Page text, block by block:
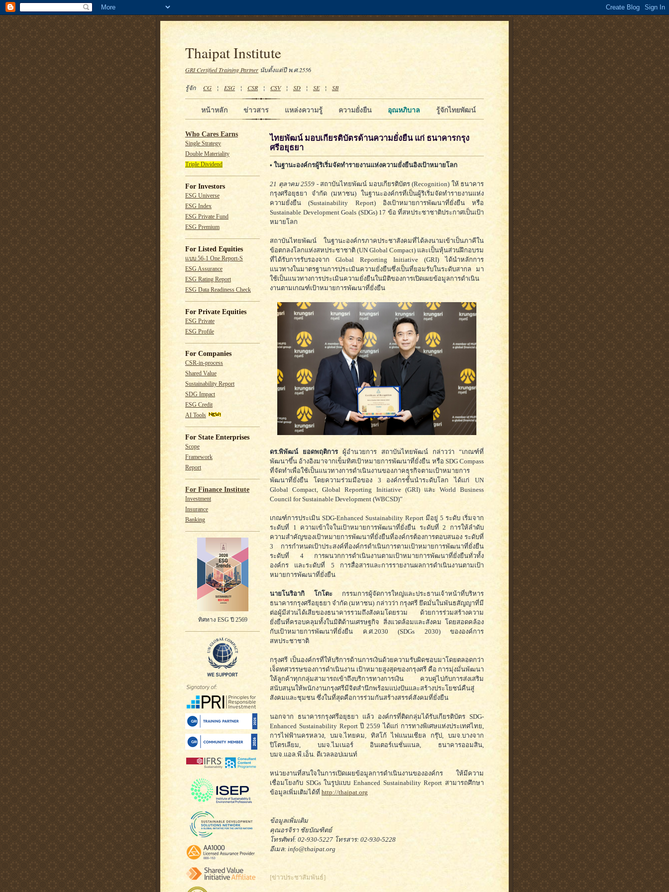
Thaipat Institute
GRI Certified Training Partner นับตั้งแต่ปี พ.ศ.2556
รู้จัก CG ¦ ESG ¦ CSR¦ CSV¦ SD ¦ SE¦ SB
รู้จักไทยพัฒน์
อุณหภิบาล
ความยั่งยืน
แหล่งความรู้
ข่าวสาร
หน้าหลัก
Who Cares Earns
Single Strategy
Double Materiality
Triple Dividend
For Investors
ESG Universe
ESG Index
ESG Private Fund
ESG Premium
For Listed Equities
แบบ 56-1 One Report-S
ESG Assurance
ESG Rating Report
ESG Data Readiness Check
For Private Equities
ESG Private
ESG Profile
For Companies
CSR-in-process
Shared Value
Sustainability Report
SDG Impact
ESG Credit
AI Tools
For State Enterprises
Scope
Framework
Report
For Finance Institute
Investment
Insurance
Banking
ทิศทาง ESG ปี 2569
ไทยพัฒน์ มอบเกียรติบัตรด้านความยั่งยืน แก่ ธนาคารกรุง
ศรีอยุธยา
• ในฐานะองค์กรผู้ริเริ่มจัดทำรายงานแห่งความยั่งยืนอิงเป้าหมายโลก
21 ตุลาคม 2559 - สถาบันไทยพัฒน์ มอบเกียรติบัตร (Recognition) ให้ ธนาคาร
กรุงศรีอยุธยา จำกัด (มหาชน) ในฐานะองค์กรที่เป็นผู้ริเริ่มจัดทำรายงานแห่ง
ความยั่งยืน (Sustainability Report) อิงเป้าหมายการพัฒนาที่ยั่งยืน หรือ
Sustainable Development Goals (SDGs) 17 ข้อ ที่สหประชาชาติประกาศเป็นเป้า
หมายโลก
สถาบันไทยพัฒน์ ในฐานะองค์กรภาคประชาสังคมที่ได้ลงนามเข้าเป็นภาคีใน
ข้อตกลงโลกแห่งสหประชาชาติ (UN Global Compact) และเป็นหุ้นส่วนฝึกอบรม
ที่ได้รับการรับรองจาก Global Reporting Initiative (GRI) ได้นำหลักการ
แนวทางในมาตรฐานการประเมินความยั่งยืนซึ่งเป็นที่ยอมรับในระดับสากล มา
ใช้เป็นแนวทางการประเมินความยั่งยืนในมิติของการเปิดเผยข้อมูลการดำเนิน
งานตามเกณฑ์เป้าหมายการพัฒนาที่ยั่งยืน
ดร.พิพัฒน์ ยอดพฤติการ ผู้อำนวยการ สถาบันไทยพัฒน์ กล่าวว่า “เกณฑ์ที่
พัฒนาขึ้น อ้างอิงมาจากเข็มทิศเป้าหมายการพัฒนาที่ยั่งยืน หรือ SDG Compass
ที่จัดทำเพื่อใช้เป็นแนวทางการดำเนินงานของภาคธุรกิจตามเป้าหมายการ
พัฒนาที่ยั่งยืน โดยความร่วมมือของ 3 องค์กรชั้นนำระดับโลก ได้แก่ UN
Global Compact, Global Reporting Initiative (GRI) และ World Business
Council for Sustainable Development (WBCSD)”
เกณฑ์การประเมิน SDG-Enhanced Sustainability Report มีอยู่ 5 ระดับ เริ่มจาก
ระดับที่ 1 ความเข้าใจในเป้าหมายการพัฒนาที่ยั่งยืน ระดับที่ 2 การให้ลำดับ
ความสำคัญของเป้าหมายการพัฒนาที่ยั่งยืนที่องค์กรต้องการตอบสนอง ระดับที่
3 การกำหนดเป้าประสงค์ที่องค์กรดำเนินการตามเป้าหมายการพัฒนาที่ยั่งยืน
ระดับที่ 4 การผนวกการดำเนินงานตามเป้าหมายการพัฒนาที่ยั่งยืนทั่วทั้ง
องค์กร และระดับที่ 5 การสื่อสารและการรายงานผลการดำเนินงานตามเป้า
หมายการพัฒนาที่ยั่งยืน
นายโนริอากิ โกโตะ กรรมการผู้จัดการใหญ่และประธานเจ้าหน้าที่บริหาร
ธนาคารกรุงศรีอยุธยา จำกัด (มหาชน) กล่าวว่า กรุงศรี ยึดมั่นในพันธสัญญาที่มี
ต่อผู้มีส่วนได้เสียของธนาคารรวมถึงสังคมโดยรวม ด้วยการร่วมสร้างความ
ยั่งยืนที่ครอบคลุมทั้งในมิติด้านเศรษฐกิจ สิ่งแวดล้อมและสังคม โดยสอดคล้อง
กับเป้าหมายการพัฒนาที่ยั่งยืน ค.ศ.2030 (SDGs 2030) ขององค์การ
สหประชาชาติ
กรุงศรี เป็นองค์กรที่ให้บริการด้านการเงินด้วยความรับผิดชอบมาโดยตลอดกว่า
เจ็ดทศวรรษของการดำเนินงาน เป้าหมายสูงสุดของกรุงศรี คือ การมุ่งมั่นพัฒนา
ให้ลูกค้าทุกกลุ่มสามารถเข้าถึงบริการทางการเงิน ควบคู่ไปกับการส่งเสริม
สนับสนุนให้พนักงานกรุงศรีมีจิตสำนึกพร้อมแบ่งปันและสร้างประโยชน์คืนสู่
สังคมและชุมชน ซึ่งในที่สุดคือการร่วมกันสร้างสรรค์สังคมที่ยั่งยืน
นอกจาก ธนาคารกรุงศรีอยุธยา แล้ว องค์กรที่ติดกลุ่มได้รับเกียรติบัตร SDG-
Enhanced Sustainability Report ปี 2559 ได้แก่ การทางพิเศษแห่งประเทศไทย,
การไฟฟ้านครหลวง, บมจ.ไทยคม, ทิสโก้ ไฟแนนเชียล กรุ๊ป, บมจ.บางจาก
ปิโตรเลียม, บมจ.ไมเนอร์ อินเตอร์เนชั่นแนล, ธนาคารออมสิน,
บมจ.แอล.พี.เอ็น. ดีเวลลอปเมนท์
หน่วยงานที่สนใจในการเปิดเผยข้อมูลการดำเนินงานขององค์กร ให้มีความ
เชื่อมโยงกับ SDGs ในรูปแบบ Enhanced Sustainability Report สามารถศึกษา
ข้อมูลเพิ่มเติมได้ที่ http://thaipat.org
ข้อมูลเพิ่มเติม
คุณอรจิรา ชัยบัณฑิตย์
โทรศัพท์: 02-930-5227 โทรสาร: 02-930-5228
อีเมล: info@thaipat.org
[ข่าวประชาสัมพันธ์]